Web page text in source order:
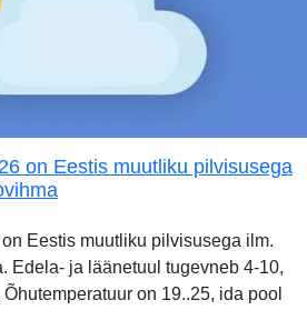
on Eestis muutliku pilvisusega
Eestis muutliku pilvisusega ilm.
Edela- ja läänetuul tugevneb 4-10,
on 19..25, ida pool